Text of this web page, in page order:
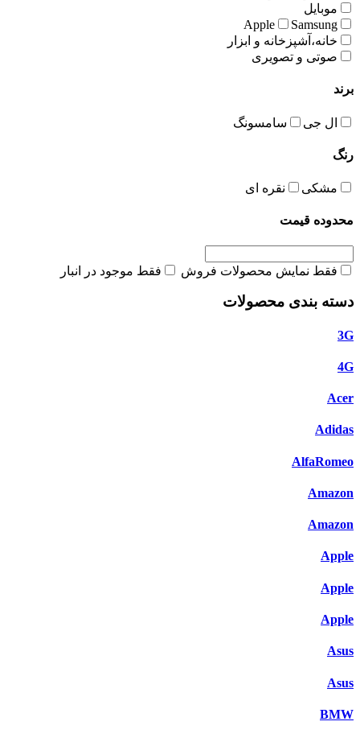
موبایل
Apple
Samsung
خانه،آشپزخانه و ابزار
صوتی و تصویری
برند
ال جی سامسونگ
رنگ
مشکی نقره ای
محدوده قیمت
فقط نمایش محصولات فروش فقط موجود در انبار
دسته بندی محصولات
3G
4G
Acer
Adidas
AlfaRomeo
Amazon
Amazon
Apple
Apple
Apple
Asus
Asus
BMW